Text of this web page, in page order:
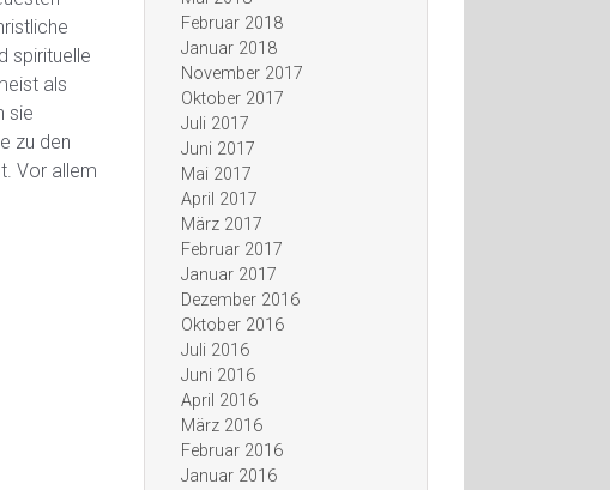
spirituelle
als
sie
zu den
Vor allem
Februar 2018
Januar 2018
November 2017
Oktober 2017
Juli 2017
Juni 2017
Mai 2017
April 2017
März 2017
Februar 2017
Januar 2017
Dezember 2016
Oktober 2016
Juli 2016
Juni 2016
April 2016
März 2016
Februar 2016
Januar 2016